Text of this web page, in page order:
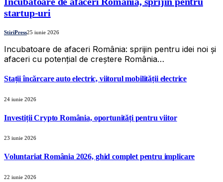
startup-uri
StiriPress25 iunie 2026
Incubatoare de afaceri România: sprijin pentru idei noi și
afaceri cu potențial de creștere România…
Stații încărcare auto electric, viitorul mobilității electrice
24 iunie 2026
Investiții Crypto România, oportunități pentru viitor
23 iunie 2026
Voluntariat România 2026, ghid complet pentru implicare
22 iunie 2026